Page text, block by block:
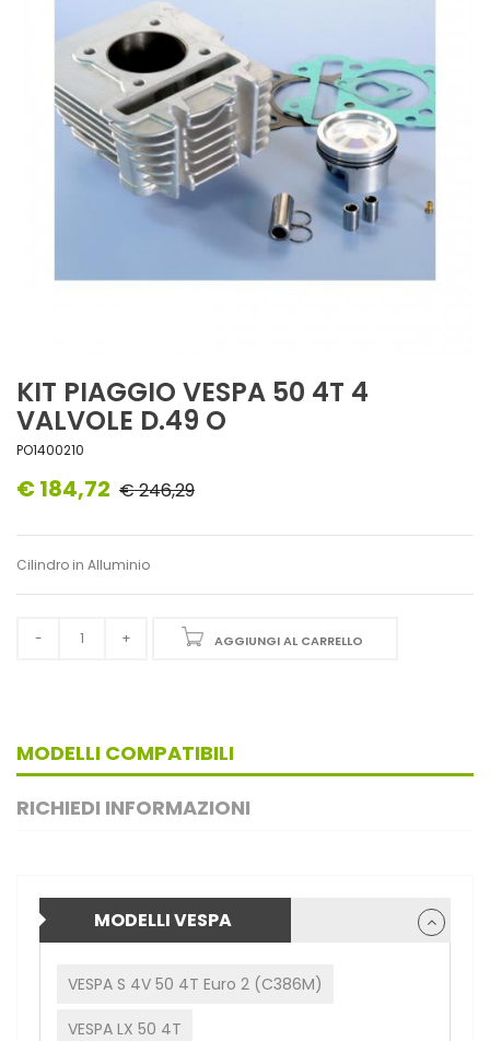
KIT PIAGGIO VESPA 50 4T 4
VALVOLE D.49 O
PO1400210
€ 184,72 € 246,29
Cilindro in Alluminio
AGGIUNGI AL CARRELLO
MODELLI COMPATIBILI
RICHIEDI INFORMAZIONI
MODELLI VESPA
VESPA S 4V 50 4T Euro 2 (C386M)
VESPA LX 50 4T